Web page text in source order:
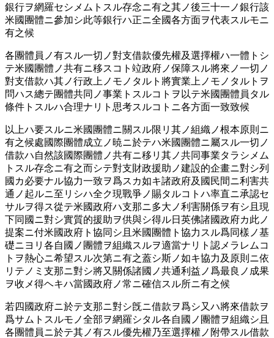
銀行ヲ網羅セシメムトスル存念ニ有之其ノ後三十一ノ銀行該
米國團體ニ參加シ此等銀行ハ正ニ全國各方面ヲ代表スルモニ
有之候
各團體員ノ有スル一切ノ對支借款優先權及選擇權ハ一體トシ
テ米國團體ノ共有ニ移スコト竝政府ノ保障スル將來ノ一切ノ
對支借款ハ其ノ行政上ノモノタルト將實業上ノモノタルトヲ
問ハス總テ團體共同ノ事業トスルコトヲ以テ米國團體員タル
條件トスルハ合理ナリト思考スルコトニ各方面一致致候
以上ハ要スルニ米國團體ニ關スル限リ其ノ組織ノ根本原則ニ
有之候處國際團體成立ノ暁ニ於テハ米國團體ニ屬スル一切ノ
借款ハ自然該國際團體ノ共有ニ移リ其ノ共同事業タラシメム
トスル存念ニ有之而シテ對支財政援助ノ建設的企畫ニ對シ列
國カ必要ナル協力一致ヲ爲スカ如キ諸政府及國民間ニ利害共
通ノ起ルニ至リシハ全ク現戰爭ノ賜タルコトハ率直ニ承認セ
サルヲ得ス從テ米國政府ハ支那ニ多大ノ利害關係ヲ有シ且現
下同國ニ對シ實質的援助ヲ供與シ得ル日英佛諸國政府カ此ノ
提案ニ付米國政府ト協同シ且米國團體ト協力スル爲同樣ノ基
礎ニヨリ各自國ノ團體ヲ組織スルヲ適當ナリト認メラレムコ
トヲ熱心ニ希望スル次第ニ有之蓋シ斯ノ如キ協力及原則ニ依
リテノミ支那ニ對シ將又關係諸國ノ共通利益ノ爲最良ノ成果
ヲ收メ得ヘキハ當國政府ノ常ニ確信スル所ニ有之候
若四國政府ニ於テ支那ニ對シ旣ニ借款ヲ爲シ又ハ將來借款ヲ
爲サムトスルモノ全部ヲ網羅シタル各自國ノ團體ヲ組織シ且
各團體員ニ於テ其ノ有スル優先權乃至選擇權ノ附帶スル借款